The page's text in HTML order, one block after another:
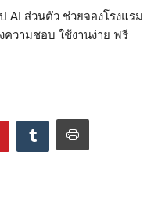
AI ส่วนตัว ช่วยจองโรงแรม
วามชอบ ใช้งานง่าย ฟรี